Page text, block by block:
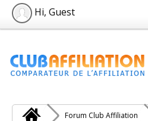
Hi, Guest
Forum Club Affiliation